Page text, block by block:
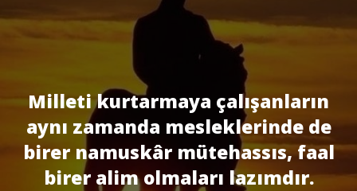
Milleti kurtarmaya çalışanların
aynı zamanda mesleklerinde de
birer namuskâr mütehassıs, faal
birer alim olmaları lazımdır.